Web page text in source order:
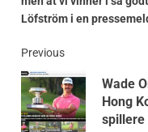
Löfström i en
Previous
Wade
Hong
spillere